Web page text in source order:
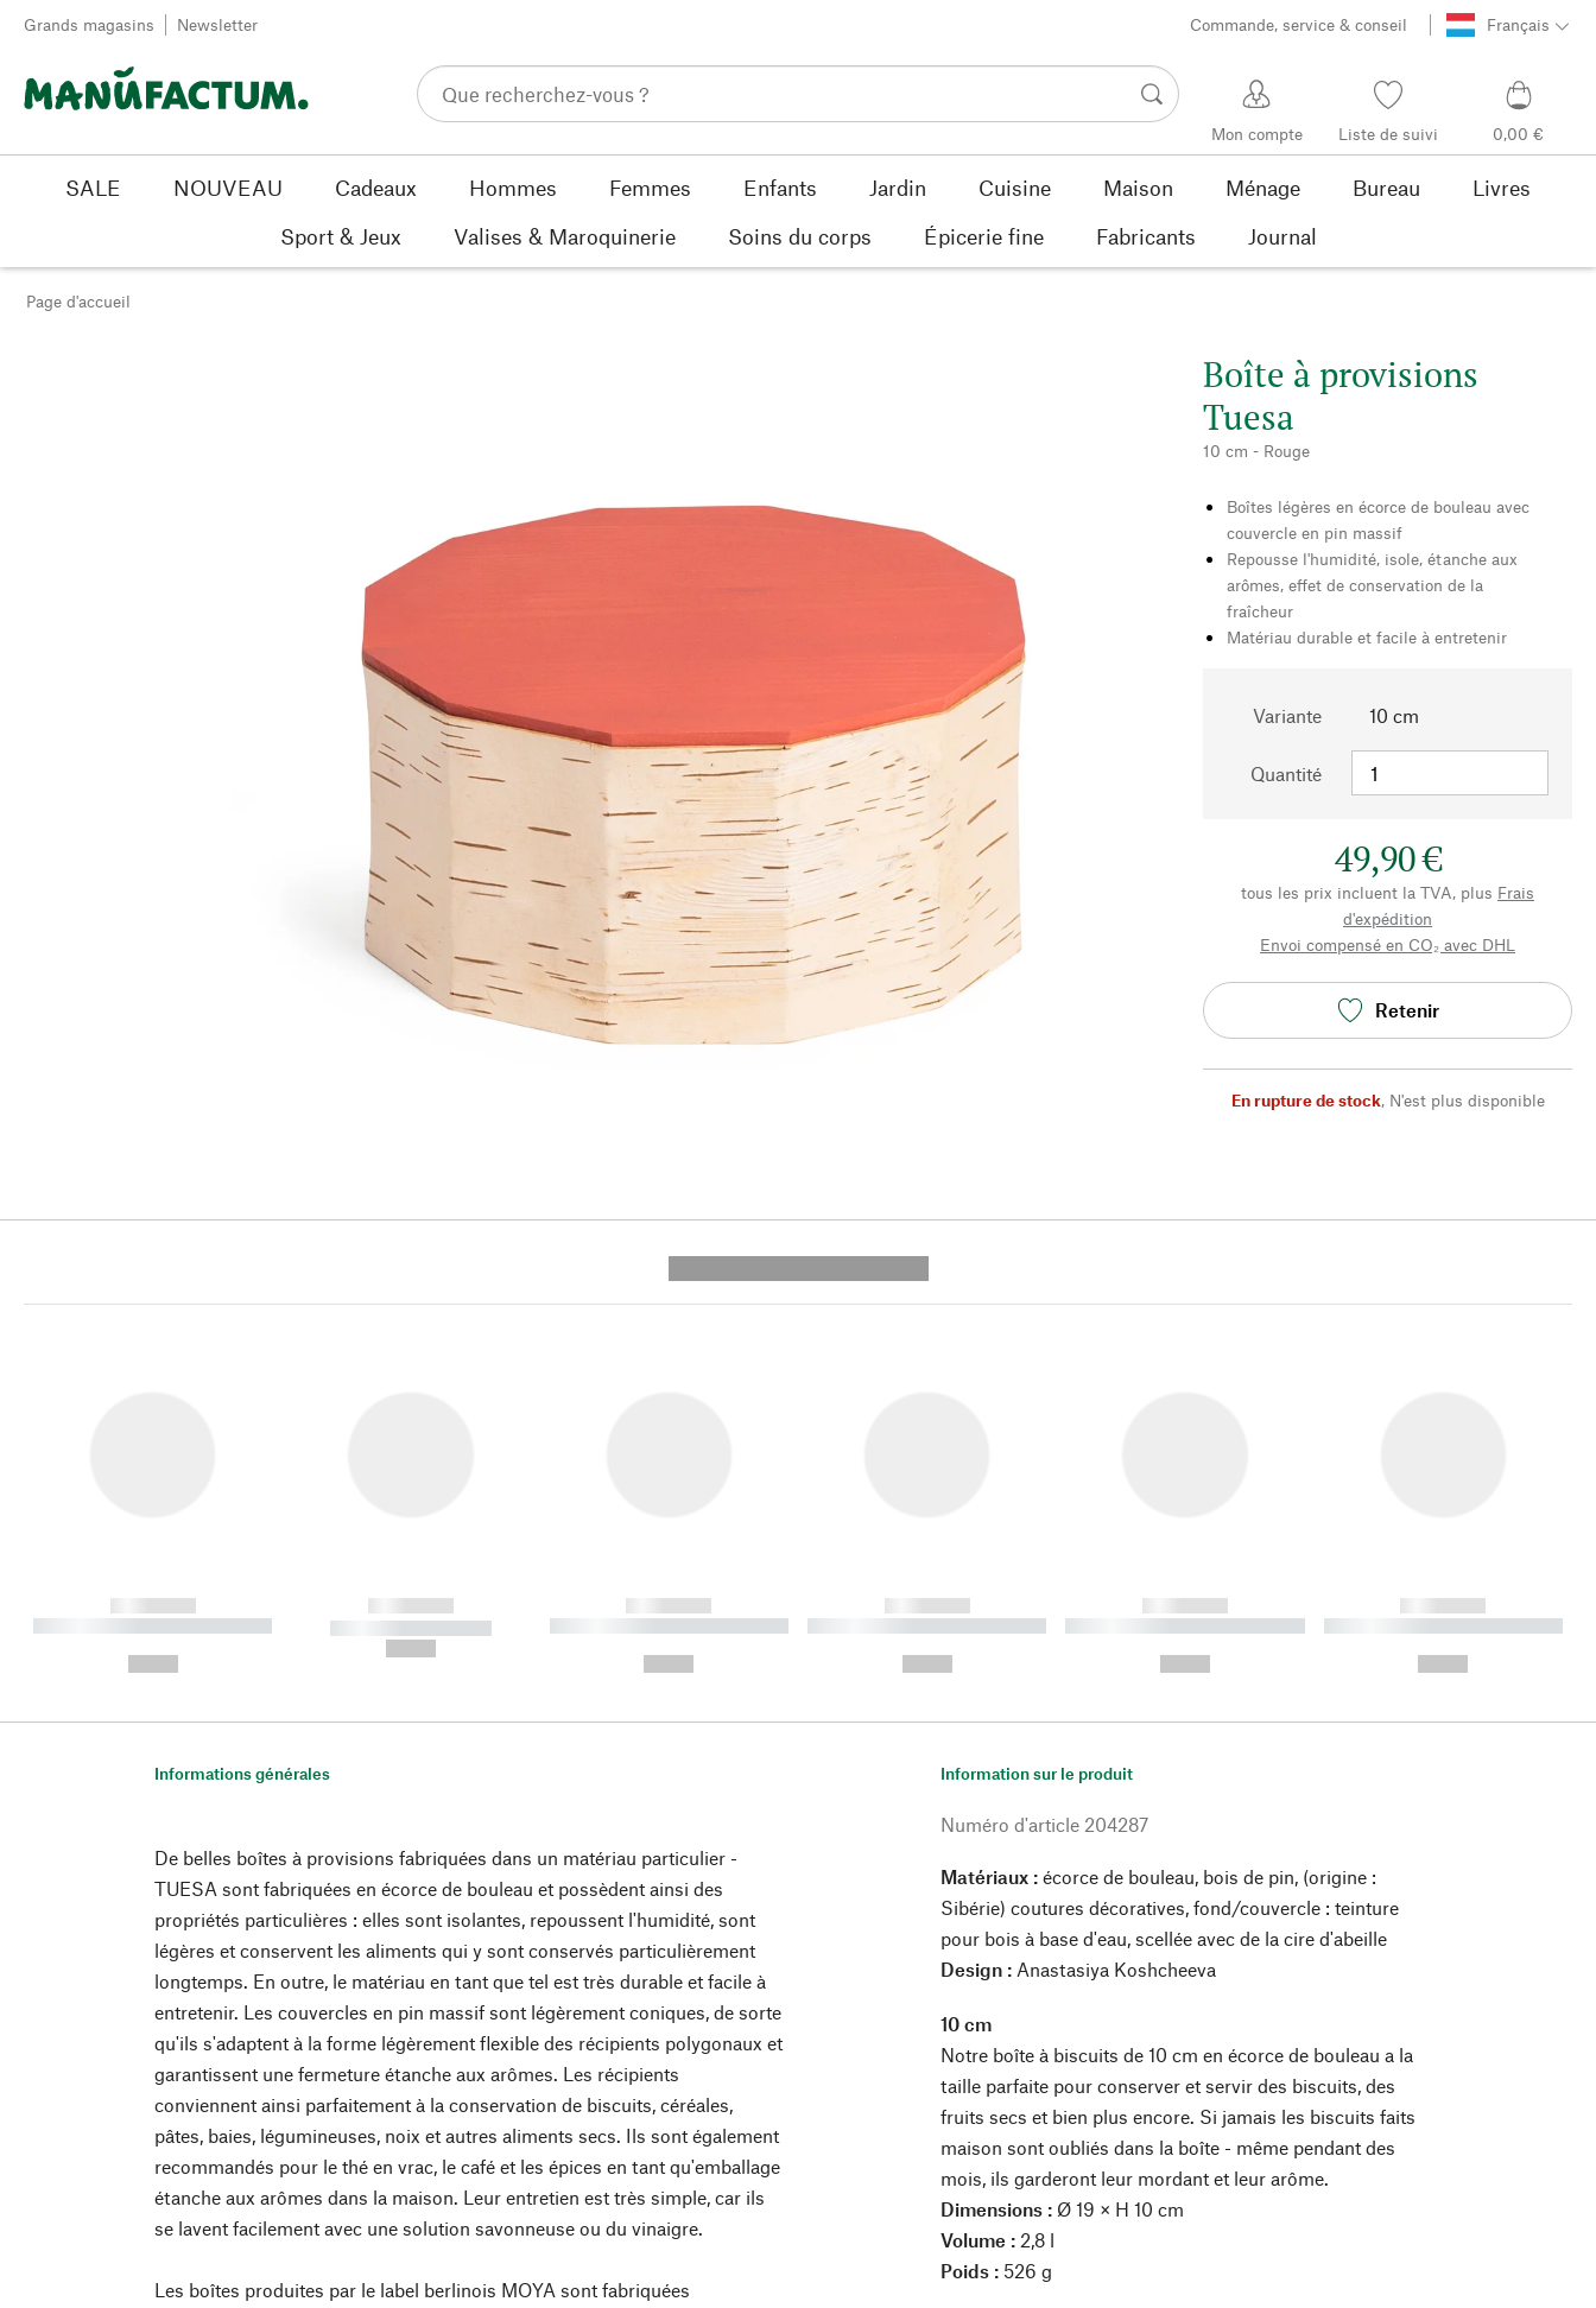
Passer au contenu
Grands magasins Newsletter Commande, service & conseil Français
Mon compte Liste de suivi 0,00 €
SALE NOUVEAU Cadeaux Hommes Femmes Enfants Jardin Cuisine Maison Ménage Bureau
Livres
Sport & Jeux
Valises & Maroquinerie Soins du corps Épicerie fine Fabricants Journal
Page d'accueil
Boîte à provisions
Tuesa
10 cm - Rouge
Boîtes légères en écorce de bouleau avec
couvercle en pin massif
Repousse l'humidité, isole, étanche aux
arômes, effet de conservation de la
fraîcheur
Matériau durable et facile à entretenir
Variante 10 cm
Quantité
49,90 €
tous les prix incluent la TVA, plus Frais
d'expédition
Envoi compensé en CO₂ avec DHL
Retenir
En rupture de stock, N'est plus disponible
------------
----------- ----------- ----------
------------
----------- -----------
------------
----------- ----------- ----------
------------
----------- ----------- ----------
------------
----------- ----------- ----------
------------
----------- ----------- ----------
Informations générales
De belles boîtes à provisions fabriquées dans un matériau particulier -
TUESA sont fabriquées en écorce de bouleau et possèdent ainsi des
propriétés particulières : elles sont isolantes, repoussent l'humidité, sont
légères et conservent les aliments qui y sont conservés particulièrement
longtemps. En outre, le matériau en tant que tel est très durable et facile à
entretenir. Les couvercles en pin massif sont légèrement coniques, de sorte
qu'ils s'adaptent à la forme légèrement flexible des récipients polygonaux et
garantissent une fermeture étanche aux arômes. Les récipients
conviennent ainsi parfaitement à la conservation de biscuits, céréales,
pâtes, baies, légumineuses, noix et autres aliments secs. Ils sont également
recommandés pour le thé en vrac, le café et les épices en tant qu'emballage
étanche aux arômes dans la maison. Leur entretien est très simple, car ils
se lavent facilement avec une solution savonneuse ou du vinaigre.
Les boîtes produites par le label berlinois MOYA sont fabriquées
Information sur le produit
Numéro d'article 204287
Matériaux : écorce de bouleau, bois de pin, (origine :
Sibérie) coutures décoratives, fond/couvercle : teinture
pour bois à base d'eau, scellée avec de la cire d'abeille
Design : Anastasiya Koshcheeva
10 cm
Notre boîte à biscuits de 10 cm en écorce de bouleau a la
taille parfaite pour conserver et servir des biscuits, des
fruits secs et bien plus encore. Si jamais les biscuits faits
maison sont oubliés dans la boîte - même pendant des
mois, ils garderont leur mordant et leur arôme.
Dimensions : Ø 19 × H 10 cm
Volume : 2,8 l
Poids : 526 g